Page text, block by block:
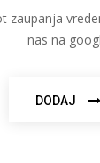
zaupanja
nas na
DODAJ